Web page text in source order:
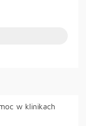
w klinikach